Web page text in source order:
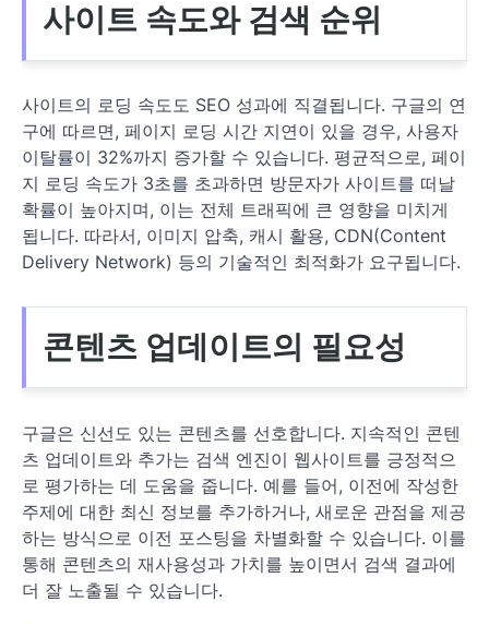
사이트 속도와 검색 순위
사이트의 로딩 속도도 SEO 성과에 직결됩니다. 구글의 연
구에 따르면, 페이지 로딩 시간 지연이 있을 경우, 사용자
이탈률이 32%까지 증가할 수 있습니다. 평균적으로, 페이
지 로딩 속도가 3초를 초과하면 방문자가 사이트를 떠날
확률이 높아지며, 이는 전체 트래픽에 큰 영향을 미치게
됩니다. 따라서, 이미지 압축, 캐시 활용, CDN(Content
Delivery Network) 등의 기술적인 최적화가 요구됩니다.
콘텐츠 업데이트의 필요성
구글은 신선도 있는 콘텐츠를 선호합니다. 지속적인 콘텐
츠 업데이트와 추가는 검색 엔진이 웹사이트를 긍정적으
로 평가하는 데 도움을 줍니다. 예를 들어, 이전에 작성한
주제에 대한 최신 정보를 추가하거나, 새로운 관점을 제공
하는 방식으로 이전 포스팅을 차별화할 수 있습니다. 이를
통해 콘텐츠의 재사용성과 가치를 높이면서 검색 결과에
더 잘 노출될 수 있습니다.